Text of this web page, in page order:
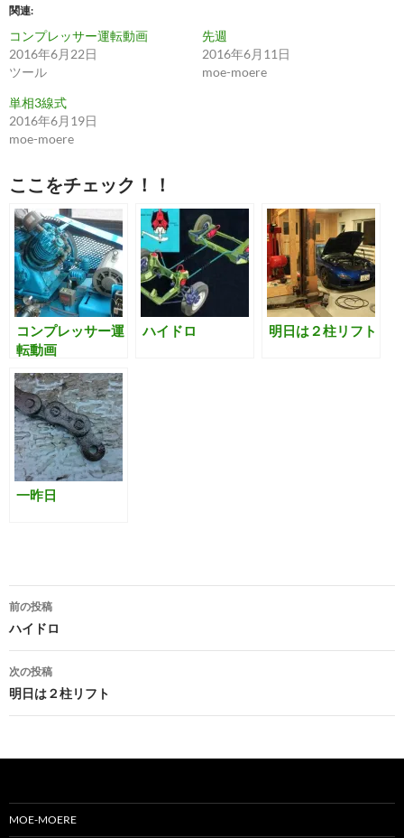
t
t
e
r
共
有
(
新
し
ィ
ン
ウ
で
開
き
ま
す
)
共
有
す
リ
く
だ
い
(
新
し
い
ウ
ィ
ン
ド
ウ
で
す
)
関連
コンプレッサー運転動画
2016年6月22日
ツール
先週
2016年6月11日
moe-moere
単相3線式
2016年6月19日
moe-moere
ここをチェック！！
コンプレッサー運
転動画
ハイドロ 明日は２柱リフト
一昨日
投
稿
ナ
ビ
ゲ
ー
ョ
前の投稿
ハイドロ
次の投稿
明日は２柱リフト
MOE-MOERE